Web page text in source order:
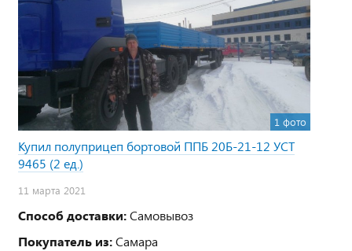
1 фото
Купил полуприцеп бортовой ППБ 20Б-21-12 УСТ
9465 (2 ед.)
11 марта 2021
Способ доставки:Самовывоз
Покупатель из:Самара